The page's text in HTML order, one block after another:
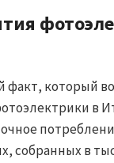
который
в
собранных в